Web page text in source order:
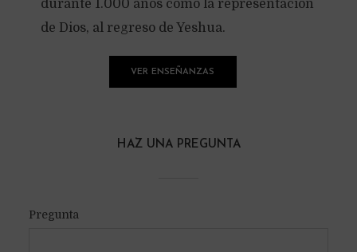
durante 1.000 años como la representación
de Dios, al regreso de Yeshua.
VER ENSEÑANZAS
HAZ UNA PREGUNTA
Pregunta